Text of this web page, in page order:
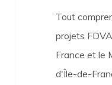
Tout
projets
France et le
d'Île-de-